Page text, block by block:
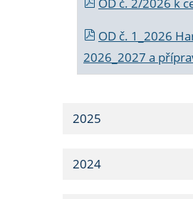
OD č. 1_2026
2026_2027 a
2025
2024